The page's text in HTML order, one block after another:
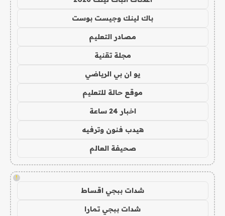
باك لينك وجيست بوست
مصادر التعليم
مجلة تقنية
يو ان بي الرياضي
موقع حالة للتعليم
اخبار 24 ساعة
هيدب فنون وترفيه
صحيفة العالم
!
شدات ببجي اقساط
شدات ببجي تمارا